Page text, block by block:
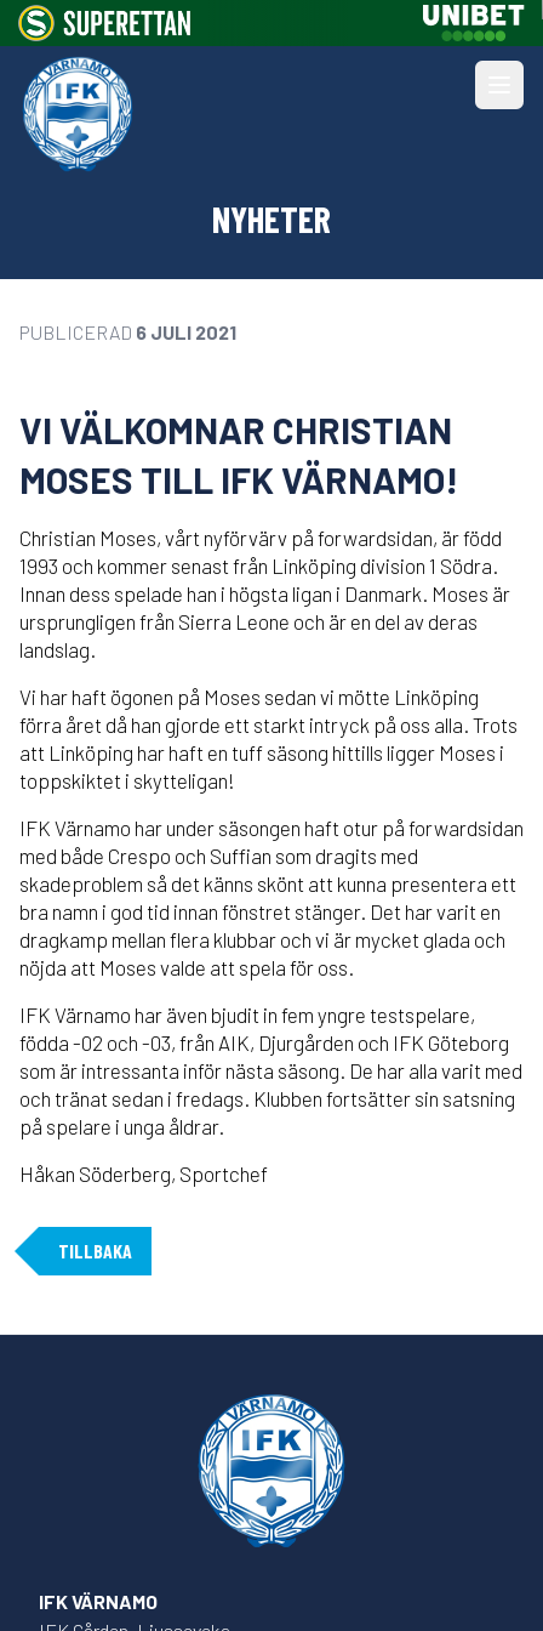
NYHETER
PUBLICERAD 6 JULI 2021
VI VÄLKOMNAR CHRISTIAN
MOSES TILL IFK VÄRNAMO!
Christian Moses, vårt nyförvärv på forwardsidan, är född
1993 och kommer senast från Linköping division 1 Södra.
Innan dess spelade han i högsta ligan i Danmark. Moses är
ursprungligen från Sierra Leone och är en del av deras
landslag.
Vi har haft ögonen på Moses sedan vi mötte Linköping
förra året då han gjorde ett starkt intryck på oss alla. Trots
att Linköping har haft en tuff säsong hittills ligger Moses i
toppskiktet i skytteligan!
IFK Värnamo har under säsongen haft otur på forwardsidan
med både Crespo och Suffian som dragits med
skadeproblem så det känns skönt att kunna presentera ett
bra namn i god tid innan fönstret stänger. Det har varit en
dragkamp mellan flera klubbar och vi är mycket glada och
nöjda att Moses valde att spela för oss.
IFK Värnamo har även bjudit in fem yngre testspelare,
födda -02 och -03, från AIK, Djurgården och IFK Göteborg
som är intressanta inför nästa säsong. De har alla varit med
och tränat sedan i fredags. Klubben fortsätter sin satsning
på spelare i unga åldrar.
Håkan Söderberg, Sportchef
TILLBAKA
IFK VÄRNAMO